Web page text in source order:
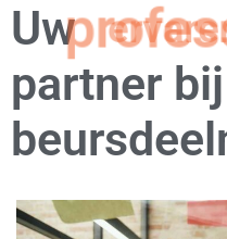
Uw
partner bij